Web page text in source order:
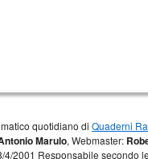
quotidiano di Quaderni
Marulo, Webmaster:
4/2001 Responsabile secondo